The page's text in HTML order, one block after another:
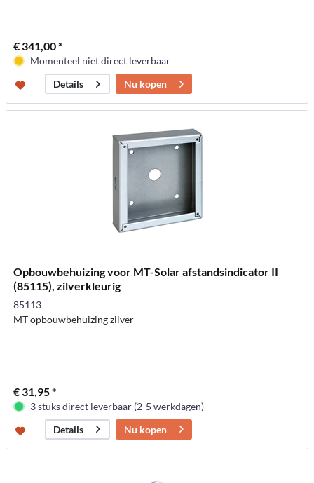
€ 341,00 *
Momenteel niet direct leverbaar
Details
Nu kopen
Opbouwbehuizing voor MT-Solar afstandsindicator II
(85115), zilverkleurig
85113
MT opbouwbehuizing zilver
€ 31,95 *
3 stuks direct leverbaar (2-5 werkdagen)
Details
Nu kopen